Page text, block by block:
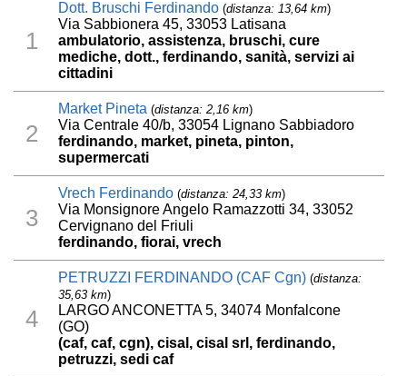
1
Dott. Bruschi Ferdinando (distanza: 13,64 km)
Via Sabbionera 45, 33053 Latisana
ambulatorio, assistenza, bruschi, cure
mediche, dott., ferdinando, sanità, servizi ai
cittadini
2
Market Pineta (distanza: 2,16 km)
Via Centrale 40/b, 33054 Lignano Sabbiadoro
ferdinando, market, pineta, pinton,
supermercati
3
Vrech Ferdinando (distanza: 24,33 km)
Via Monsignore Angelo Ramazzotti 34, 33052
Cervignano del Friuli
ferdinando, fiorai, vrech
4
PETRUZZI FERDINANDO (CAF Cgn) (distanza:
35,63 km)
LARGO ANCONETTA 5, 34074 Monfalcone
(GO)
(caf, caf, cgn), cisal, cisal srl, ferdinando,
petruzzi, sedi caf